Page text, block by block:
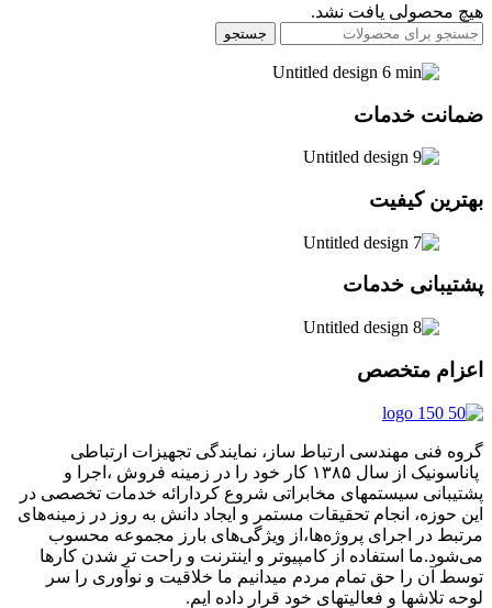
هیچ محصولی یافت نشد.
جستجو
ضمانت خدمات
بهترین کیفیت
پشتیبانی خدمات
اعزام متخصص
گروه فنی مهندسی ارتباط ساز، نمایندگی تجهیزات ارتباطی
پاناسونیک از سال ۱۳۸۵ کار خود را در زمینه فروش ،اجرا و
پشتیبانی سیستمهای مخابراتی شروع کردارائه خدمات تخصصی در
این حوزه، انجام تحقیقات مستمر و ایجاد دانش به‌ روز در زمینه‌های
مرتبط در اجرای پروژه‌ها،از ویژگی‌های بارز مجموعه محسوب
می‌شود.ما استفاده از کامپیوتر و اینترنت و راحت تر شدن کارها
توسط آن را حق تمام مردم میدانیم ما خلاقیت و نوآوری را سر
لوحه تلاشها و فعالیتهای خود قرار داده ایم.